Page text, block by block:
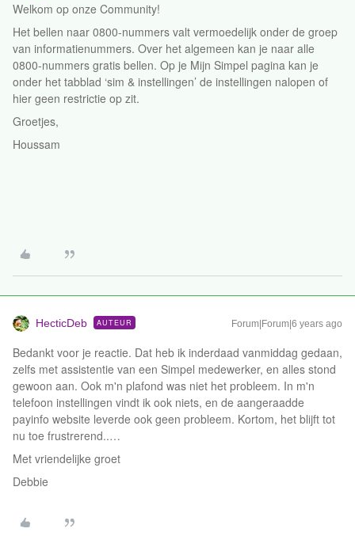
Welkom op onze Community!
Het bellen naar 0800-nummers valt vermoedelijk onder de groep
van informatienummers. Over het algemeen kan je naar alle
0800-nummers gratis bellen. Op je Mijn Simpel pagina kan je
onder het tabblad ‘sim & instellingen’ de instellingen nalopen of
hier geen restrictie op zit.
Groetjes,
Houssam
HecticDeb AUTEUR Forum|Forum|6 years ago
Bedankt voor je reactie. Dat heb ik inderdaad vanmiddag gedaan,
zelfs met assistentie van een Simpel medewerker, en alles stond
gewoon aan. Ook m'n plafond was niet het probleem. In m'n
telefoon instellingen vindt ik ook niets, en de aangeraadde
payinfo website leverde ook geen probleem. Kortom, het blijft tot
nu toe frustrerend..…
Met vriendelijke groet
Debbie